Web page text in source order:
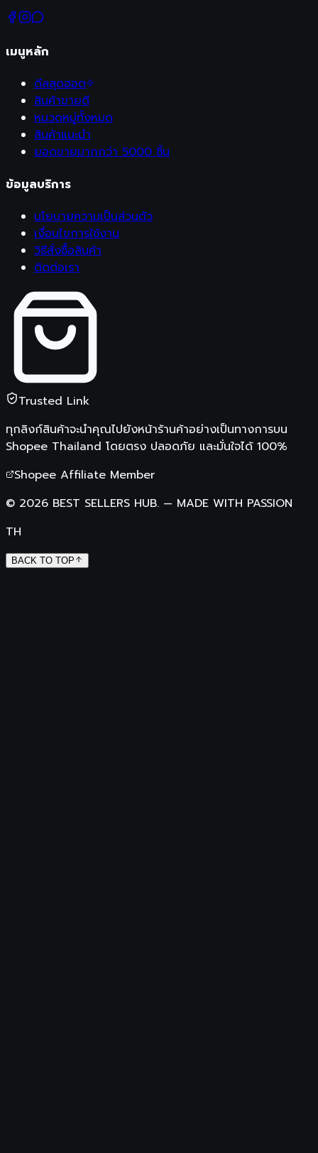
เมนูหลัก
ดีลสุดฮอต
สินค้าขายดี
หมวดหมู่ทั้งหมด
สินค้าแนะนำ
ยอดขายมากกว่า 5000 ชิ้น
ข้อมูลบริการ
นโยบายความเป็นส่วนตัว
เงื่อนไขการใช้งาน
วิธีสั่งซื้อสินค้า
ติดต่อเรา
Trusted Link
ทุกลิงก์สินค้าจะนำคุณไปยังหน้าร้านค้าอย่างเป็นทางการบน
Shopee Thailand โดยตรง ปลอดภัย และมั่นใจได้ 100%
Shopee Affiliate Member
© 2026 BEST SELLERS HUB. — MADE WITH PASSION
TH
BACK TO TOP